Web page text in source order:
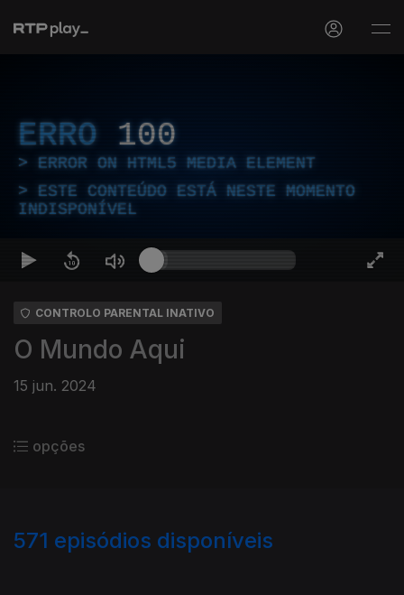
ERRO 100
ERROR ON HTML5 MEDIA ELEMENT
ESTE CONTEÚDO ESTÁ NESTE MOMENTO
INDISPONÍVEL
CONTROLO PARENTAL INATIVO
O Mundo Aqui
15 jun. 2024
opções
571 episódios disponíveis